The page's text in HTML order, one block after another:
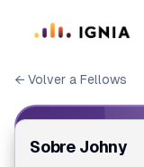
← Volver a Fellows
ID de Fellow
Sobre Johny